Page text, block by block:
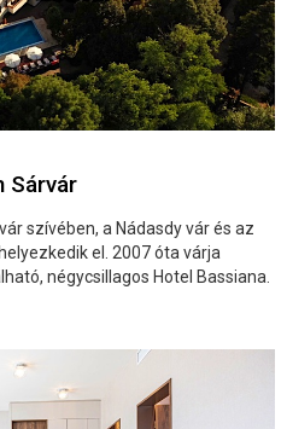
Sárvár
szívében, a Nádasdy vár és az
el. 2007 óta várja
négycsillagos Hotel Bassiana.